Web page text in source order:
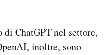
ChatGPT nel settore,
inoltre, sono